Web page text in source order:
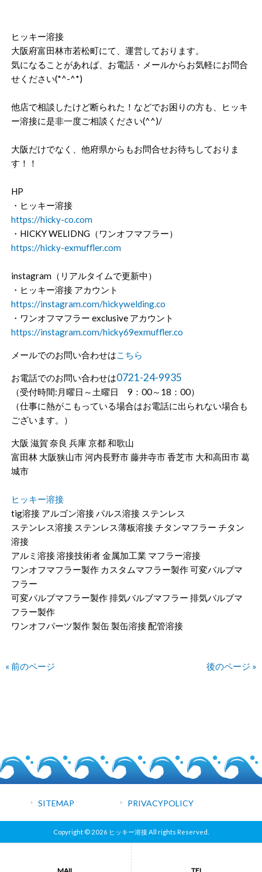
ヒッキー溶接
大阪府富田林市若松町にて、運営しております。
気になることがあれば、お電話・メールからお気軽にお問合
せください(*^-^*)
他店で相談したけど断られた！などでお困りの方も、ヒッキ
ー溶接に是非一度ご相談ください(^^)/
大阪だけでなく、他府県からもお問合せお待ちしておりま
す！！
HP
・ヒッキー溶接
https://hicky-co.com
・HICKY WELIDNG（ワンオフマフラー）
https://hicky-exmuffler.com
instagram（リアルタイムで更新中）
・ヒッキー溶接 アカウント
https://instagram.com/hickywelding.co
・ワンオフマフラー exclusive アカウント
https://instagram.com/hicky69exmuffler.co
メールでのお問い合わせはこちら
お電話でのお問い合わせは0721-24-9935
（受付時間:月曜日～土曜日 9：00～18：00）
（仕事に熱がこもっている場合はお電話に出られない場合も
ございます。）
大阪 滋賀 奈良 兵庫 京都 和歌山
富田林 大阪狭山市 河内長野市 藤井寺市 香芝市 大和高田市 葛
城市
ヒッキー溶接
tig溶接 アルゴン溶接 パルス溶接 ステンレス
ステンレス溶接 ステンレス薄板溶接 チタンマフラー チタン
溶接
アルミ溶接 溶接技術者 金属加工業 マフラー溶接
ワンオフマフラー製作 カスタムマフラー製作 可変バルブマ
フラー
可変バルブマフラー製作 排気バルブマフラー 排気バルブマ
フラー製作
ワンオフパーツ製作 製缶 製缶溶接 配管溶接
« 前のページ 後のページ »
SITEMAP PRIVACYPOLICY
Copyright © 2026 ヒッキー溶接 All rights Reserved.